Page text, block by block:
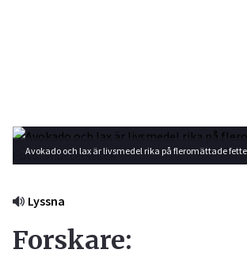
Avokado och lax är livsmedel rika på fleromättade
Lyssna
Forskare: